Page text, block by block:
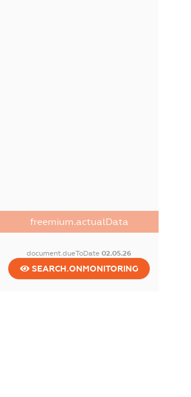
freemium.actualData
document.dueToDate02.05.26
SEARCH.ONMONITORING